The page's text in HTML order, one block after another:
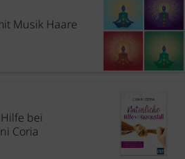
Musik Haare
bei
Coria